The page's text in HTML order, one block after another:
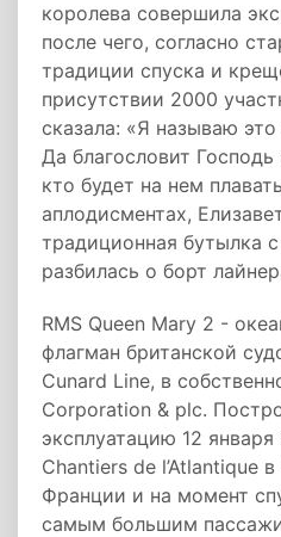
королева совершила
после чего, согласно
традиции спуска и
присутствии 2000
сказала: «Я называю
Да благословит
кто будет на нем
аплодисментах,
традиционная бутылка
разбилась о борт
RMS Queen Mary 2 -
флагман британской
Cunard Line, в
Corporation & plc.
эксплуатацию 12
Chantiers de l’Atlantique
Франции и на момент
самым большим